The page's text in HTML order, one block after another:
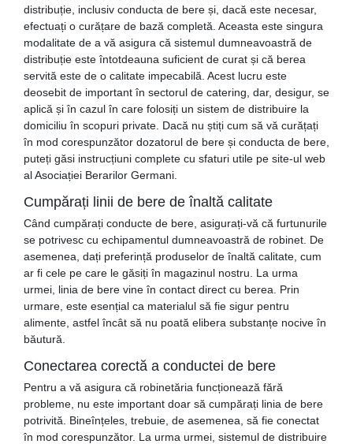
distribuție, inclusiv conducta de bere și, dacă este necesar,
efectuați o curățare de bază completă. Aceasta este singura
modalitate de a vă asigura că sistemul dumneavoastră de
distribuție este întotdeauna suficient de curat și că berea
servită este de o calitate impecabilă. Acest lucru este
deosebit de important în sectorul de catering, dar, desigur, se
aplică și în cazul în care folosiți un sistem de distribuire la
domiciliu în scopuri private. Dacă nu știți cum să vă curățați
în mod corespunzător dozatorul de bere și conducta de bere,
puteți găsi instrucțiuni complete cu sfaturi utile pe site-ul web
al Asociației Berarilor Germani.
Cumpărați linii de bere de înaltă calitate
Când cumpărați conducte de bere, asigurați-vă că furtunurile
se potrivesc cu echipamentul dumneavoastră de robinet. De
asemenea, dați preferință produselor de înaltă calitate, cum
ar fi cele pe care le găsiți în magazinul nostru. La urma
urmei, linia de bere vine în contact direct cu berea. Prin
urmare, este esențial ca materialul să fie sigur pentru
alimente, astfel încât să nu poată elibera substanțe nocive în
băutură.
Conectarea corectă a conductei de bere
Pentru a vă asigura că robinetăria funcționează fără
probleme, nu este important doar să cumpărați linia de bere
potrivită. Bineînțeles, trebuie, de asemenea, să fie conectat
în mod corespunzător. La urma urmei, sistemul de distribuire